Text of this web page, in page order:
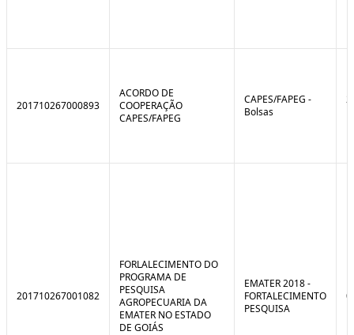
201710267000893
ACORDO DE
COOPERAÇÃO
CAPES/FAPEG
CAPES/FAPEG -
Bolsas
201710267001082
FORLALECIMENTO DO
PROGRAMA DE
PESQUISA
AGROPECUARIA DA
EMATER NO ESTADO
DE GOIÁS
EMATER 2018 -
FORTALECIMENTO
PESQUISA